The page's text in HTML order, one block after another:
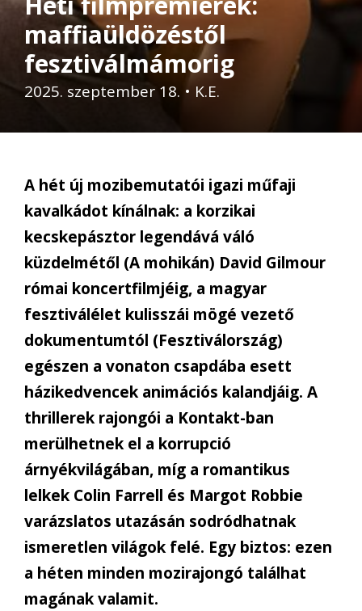
maffiaüldözéstől
fesztiválmámorig
2025. szeptember 18. • K.E.
A hét új mozibemutatói igazi műfaji
kavalkádot kínálnak: a korzikai
kecskepásztor legendává váló
küzdelmétől (A mohikán) David Gilmour
római koncertfilmjéig, a magyar
fesztiválélet kulisszái mögé vezető
dokumentumtól (Fesztiválország)
egészen a vonaton csapdába esett
házikedvencek animációs kalandjáig. A
thrillerek rajongói a Kontakt-ban
merülhetnek el a korrupció
árnyékvilágában, míg a romantikus
lelkek Colin Farrell és Margot Robbie
varázslatos utazásán sodródhatnak
ismeretlen világok felé. Egy biztos: ezen
a héten minden mozirajongó találhat
magának valamit.